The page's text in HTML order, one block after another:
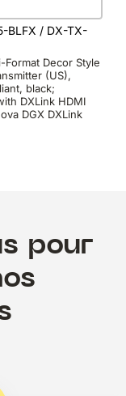
BLFX / DX-TX-
Format Decor Style
(US),
black;
DXLink HDMI
DGX DXLink
pour